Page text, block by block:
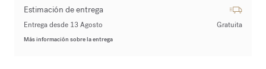
Estimación de entrega
Entrega desde 13 Agosto Gratuita
Más información sobre la entrega